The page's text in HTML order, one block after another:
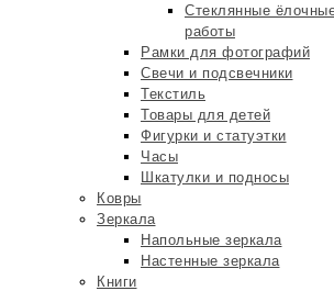
Стеклянные
работы
Рамки для фотографий
Свечи и подсвечники
Текстиль
Товары для детей
Фигурки и статуэтки
Часы
Шкатулки и подносы
Ковры
Зеркала
Напольные зеркала
Настенные зеркала
Книги